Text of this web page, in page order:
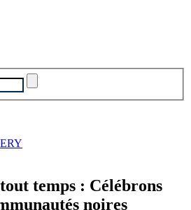
temps : Célébrons
noires
byOSSTF/FEESOinARTICLES